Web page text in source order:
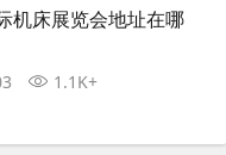
机床展览会地址在哪
1.1K+